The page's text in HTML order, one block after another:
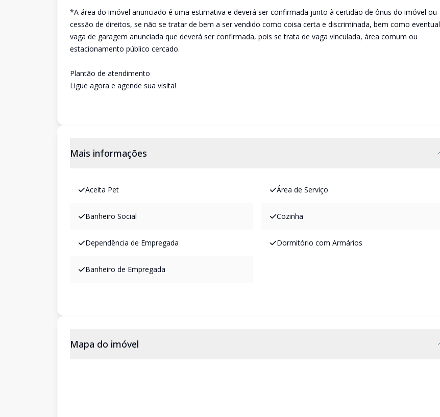
*A área do imóvel anunciado é uma estimativa e deverá ser confirmada junto à certidão de ônus do imóvel ou
cessão de direitos, se não se tratar de bem a ser vendido como coisa certa e discriminada, bem como eventual
vaga de garagem anunciada que deverá ser confirmada, pois se trata de vaga vinculada, área comum ou
estacionamento público cercado.
Plantão de atendimento
Ligue agora e agende sua visita!
Mais informações
Aceita Pet Área de Serviço
Banheiro Social Cozinha
Dependência de Empregada Dormitório com Armários
Banheiro de Empregada
Mapa do imóvel